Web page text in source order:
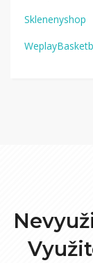
Sklenenyshop